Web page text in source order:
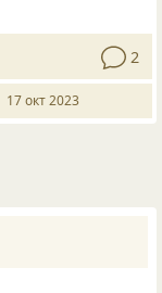
2
17 окт 2023